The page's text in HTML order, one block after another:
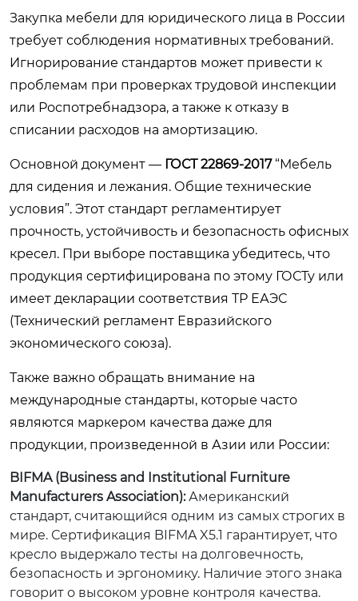
Закупка мебели для юридического лица в России
требует соблюдения нормативных требований.
Игнорирование стандартов может привести к
проблемам при проверках трудовой инспекции
или Роспотребнадзора, а также к отказу в
списании расходов на амортизацию.
Основной документ — ГОСТ 22869-2017“Мебель
для сидения и лежания. Общие технические
условия”. Этот стандарт регламентирует
прочность, устойчивость и безопасность офисных
кресел. При выборе поставщика убедитесь, что
продукция сертифицирована по этому ГОСТу или
имеет декларации соответствия ТР ЕАЭС
(Технический регламент Евразийского
экономического союза).
Также важно обращать внимание на
международные стандарты, которые часто
являются маркером качества даже для
продукции, произведенной в Азии или России:
BIFMA (Business and Institutional Furniture
Manufacturers Association):Американский
стандарт, считающийся одним из самых строгих в
мире. Сертификация BIFMA X5.1 гарантирует, что
кресло выдержало тесты на долговечность,
безопасность и эргономику. Наличие этого знака
говорит о высоком уровне контроля качества.